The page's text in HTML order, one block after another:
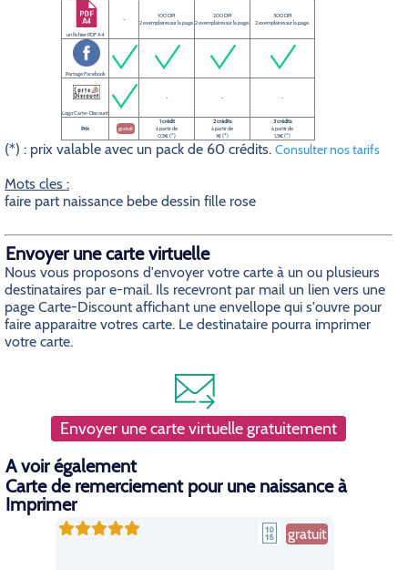
un fichier PDF A4
-
100 DPI
2 exemplaires sur la page.
200 DPI
2 exemplaires sur la page.
300 DPI
2 exemplaires sur la page.
Partage Facebook
Logo Carte-Discount
- - -
Prix gratuit
1 crédit
à partir de
0,5€ (*)
2 crédits
à partir de
1€ (*)
3 crédits
à partir de
1,5€ (*)
(*) : prix valable avec un pack de 60 crédits. Consulter nos tarifs
Mots cles :
faire part naissance bebe dessin fille rose
Envoyer une carte virtuelle
Nous vous proposons d'envoyer votre carte à un ou plusieurs
destinataires par e-mail. Ils recevront par mail un lien vers une
page Carte-Discount affichant une envellope qui s'ouvre pour
faire apparaitre votres carte. Le destinataire pourra imprimer
votre carte.
Envoyer une carte virtuelle gratuitement
A voir également
Carte de remerciement pour une naissance à
Imprimer
gratuit